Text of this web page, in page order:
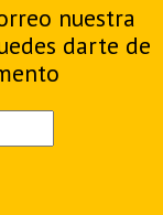
nuestra
darte de